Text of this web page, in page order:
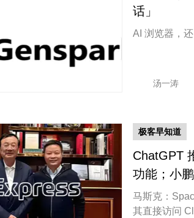
话」
AI 浏览器，
汤一涛
极客早知道
ChatGPT
功能；小
马斯克：
其直接访问